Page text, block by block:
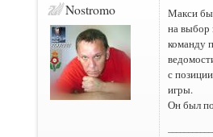
Nostromo
Макси
на выбор
команду
с
игры.
Он был